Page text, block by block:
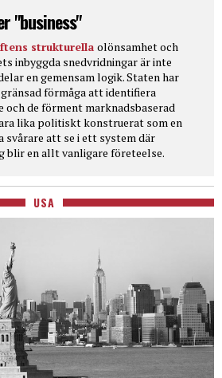
"business"
strukturella olönsamhet och
inbyggda snedvridningar är inte
en gemensam logik. Staten har
förmåga att identifiera
och de förment marknadsbaserad
lika politiskt konstruerat som en
svårare att se i ett system där
blir en allt vanligare företeelse.
USA